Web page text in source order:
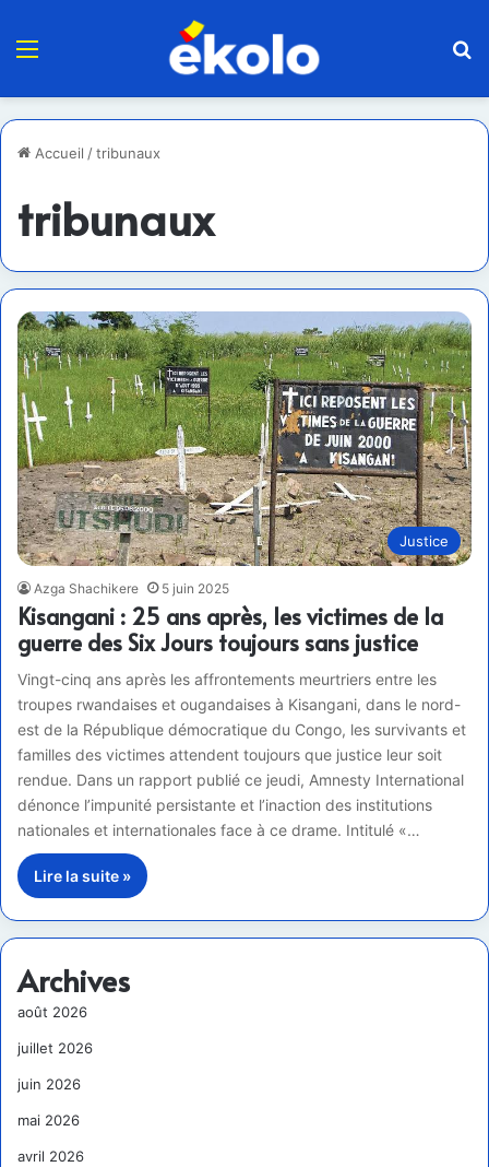
Menu
Accueil /tribunaux
tribunaux
Justice
Azga Shachikere 5 juin 2025
Kisangani : 25 ans après, les victimes de la
guerre des Six Jours toujours sans justice
Vingt-cinq ans après les affrontements meurtriers entre les
troupes rwandaises et ougandaises à Kisangani, dans le nord-
est de la République démocratique du Congo, les survivants et
familles des victimes attendent toujours que justice leur soit
rendue. Dans un rapport publié ce jeudi, Amnesty International
dénonce l’impunité persistante et l’inaction des institutions
nationales et internationales face à ce drame. Intitulé «…
Lire la suite »
Archives
août 2026
juillet 2026
juin 2026
mai 2026
avril 2026